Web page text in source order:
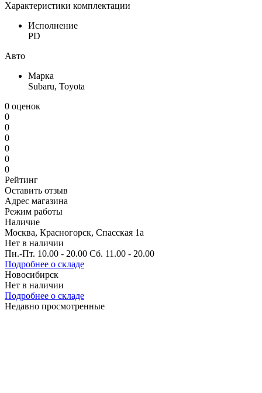
Характеристики комплектации
Исполнение
PD
Авто
Марка
Subaru, Toyota
0 оценок
0
0
0
0
0
0
Рейтинг
Оставить отзыв
Адрес магазина
Режим работы
Наличие
Москва, Красногорск, Спасская 1а
Нет в наличии
Пн.-Пт. 10.00 - 20.00 Сб. 11.00 - 20.00
Подробнее о складе
Новосибирск
Нет в наличии
Подробнее о складе
Недавно просмотренные